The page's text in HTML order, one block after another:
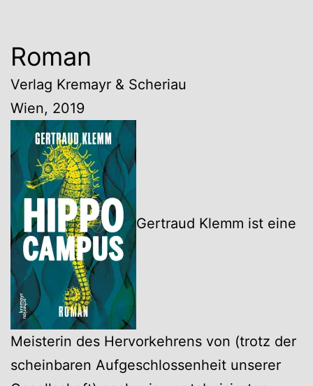
Roman
Verlag Kremayr & Scheriau
Wien, 2019
Gertraud Klemm ist eine
Meisterin des Hervorkehrens von (trotz der
scheinbaren Aufgeschlossenheit unserer